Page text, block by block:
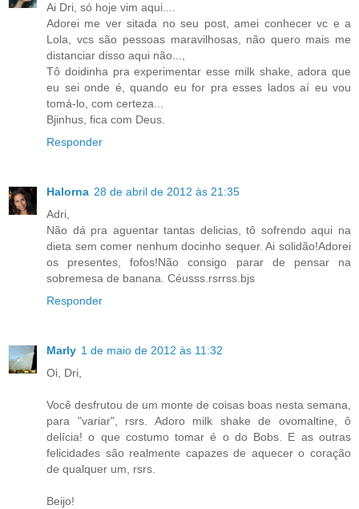
Ai Dri, só hoje vim aqui....
Adorei me ver sitada no seu post, amei conhecer vc e a
Lola, vcs são pessoas maravilhosas, não quero mais me
distanciar disso aqui não...,
Tô doidinha pra experimentar esse milk shake, adora que
eu sei onde é, quando eu for pra esses lados aí eu vou
tomá-lo, com certeza...
Bjinhus, fica com Deus.
Responder
Halorna 28 de abril de 2012 às 21:35
Adri,
Não dá pra aguentar tantas delicias, tô sofrendo aqui na
dieta sem comer nenhum docinho sequer. Ai solidão!Adorei
os presentes, fofos!Não consigo parar de pensar na
sobremesa de banana. Céusss.rsrrss.bjs
Responder
Marly 1 de maio de 2012 às 11:32
Oi, Dri,
Você desfrutou de um monte de coisas boas nesta semana,
para "variar", rsrs. Adoro milk shake de ovomaltine, ô
delícia! o que costumo tomar é o do Bobs. E as outras
felicidades são realmente capazes de aquecer o coração
de qualquer um, rsrs.
Beijo!